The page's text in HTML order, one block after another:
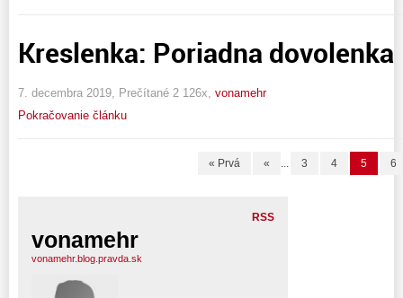
Kreslenka: Poriadna dovolenka
7. decembra 2019, Prečítané 2 126x, vonamehr
Pokračovanie článku
« Prvá « ... 3 4 5 6
RSS
vonamehr
vonamehr.blog.pravda.sk